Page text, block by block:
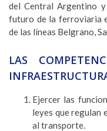
del Central Argentino
futuro de la ferroviaria
de las líneas Belgrano,
LAS
Ejercer las
leyes que regulan
al transporte.